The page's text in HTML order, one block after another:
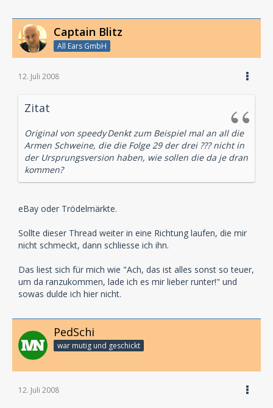
Captain Blitz
All Ears GmbH
12. Juli 2008
Zitat
Original von speedyDenkt zum Beispiel mal an all die
Armen Schweine, die die Folge 29 der drei ??? nicht in
der Ursprungsversion haben, wie sollen die da je dran
kommen?
eBay oder Trödelmärkte.
Sollte dieser Thread weiter in eine Richtung laufen, die mir
nicht schmeckt, dann schliesse ich ihn.
Das liest sich für mich wie "Ach, das ist alles sonst so teuer,
um da ranzukommen, lade ich es mir lieber runter!" und
sowas dulde ich hier nicht.
PedSchi
war mutig und geschickt
12. Juli 2008